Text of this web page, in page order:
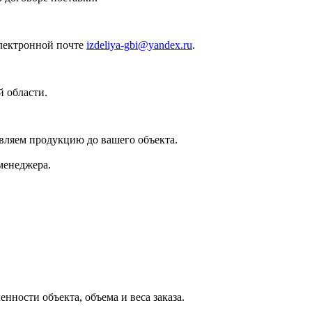
почте izdeliya-gbi@yandex.ru.
области.
продукцию до вашего объекта.
объекта, объема и веса заказа.